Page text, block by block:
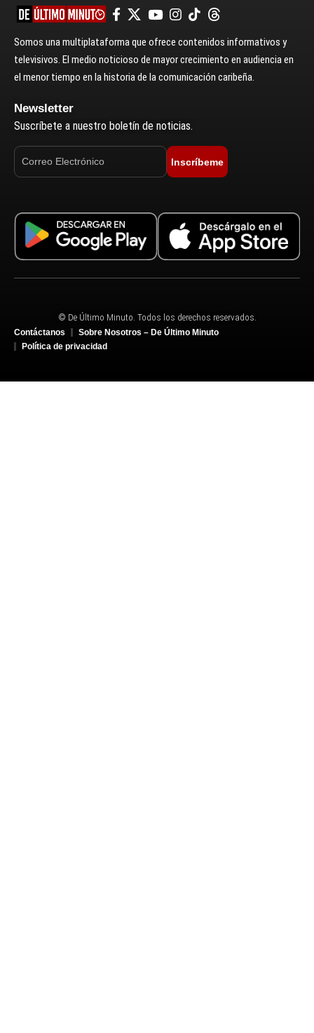
Somos una multiplataforma que ofrece contenidos informativos y
televisivos. El medio noticioso de mayor crecimiento en audiencia en
el menor tiempo en la historia de la comunicación caribeña.
Newsletter
Suscríbete a nuestro boletín de noticias.
Inscríbeme
© De Último Minuto. Todos los derechos reservados.
Contáctanos
Sobre Nosotros – De Último Minuto
Política de privacidad